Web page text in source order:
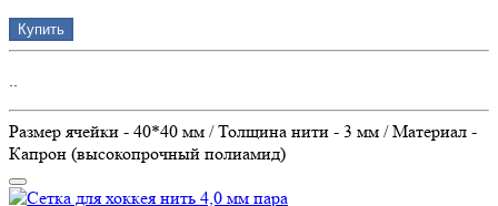
Купить
..
Размер ячейки - 40*40 мм / Толщина нити - 3 мм / Материал -
Капрон (высокопрочный полиамид)